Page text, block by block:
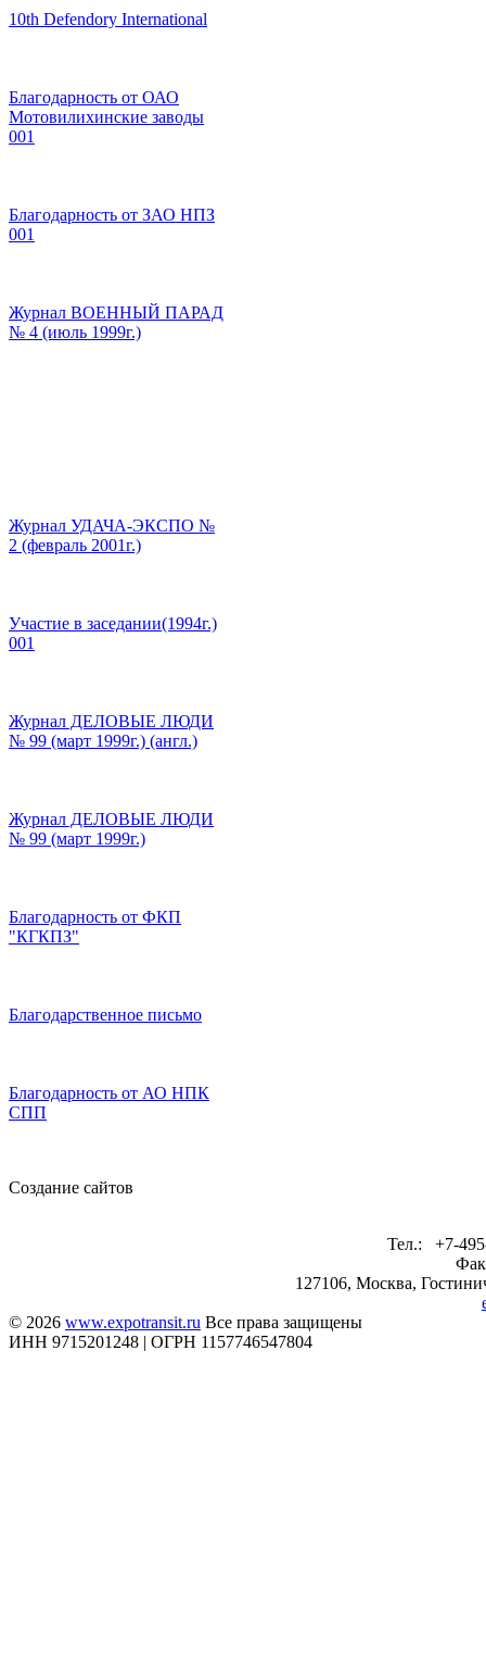
10th Defendory International
Благодарность от ОАО
Мотовилихинские заводы
001
Благодарность от ЗАО НПЗ
001
Журнал ВОЕННЫЙ ПАРАД
№ 4 (июль 1999г.)
Журнал УДАЧА-ЭКСПО №
2 (февраль 2001г.)
Участие в заседании(1994г.)
001
Журнал ДЕЛОВЫЕ ЛЮДИ
№ 99 (март 1999г.) (англ.)
Журнал ДЕЛОВЫЕ ЛЮДИ
№ 99 (март 1999г.)
Благодарность от ФКП
"КГКПЗ"
Благодарственное письмо
Благодарность от АО НПК
СПП
Создание сайтов
Тел.: +7-
127106, Москва,
© 2026 www.expotransit.ru Все права защищены
ИНН 9715201248 | ОГРН 1157746547804